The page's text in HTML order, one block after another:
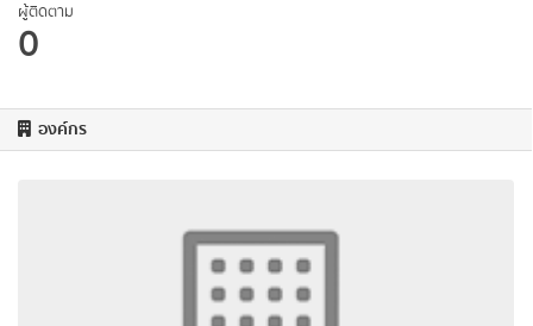
ผู้ติดตาม
0
องค์กร